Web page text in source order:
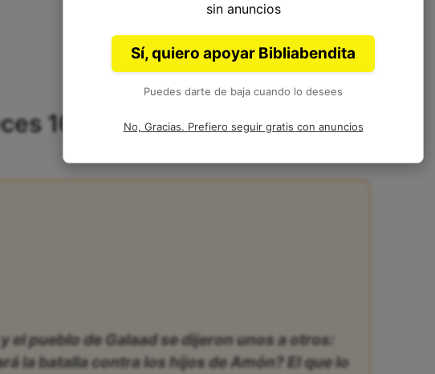
10:18 de la Biblia
el pueblo de Galaad se dijeron unos a otros:
la batalla contra los hijos de Amón? El que lo
sin anuncios
Sí, quiero apoyar Bibliabendita
Puedes darte de baja cuando lo desees
No, Gracias. Prefiero seguir gratis con anuncios